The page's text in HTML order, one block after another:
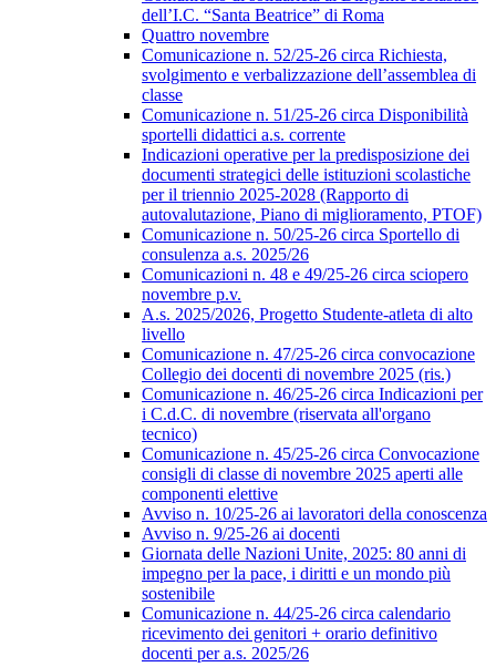
dell’I.C. “Santa Beatrice” di Roma
Quattro novembre
Comunicazione n. 52/25-26 circa Richiesta,
svolgimento e verbalizzazione dell’assemblea di
classe
Comunicazione n. 51/25-26 circa Disponibilità
sportelli didattici a.s. corrente
Indicazioni operative per la predisposizione dei
documenti strategici delle istituzioni scolastiche
per il triennio 2025-2028 (Rapporto di
autovalutazione, Piano di miglioramento, PTOF)
Comunicazione n. 50/25-26 circa Sportello di
consulenza a.s. 2025/26
Comunicazioni n. 48 e 49/25-26 circa sciopero
novembre p.v.
A.s. 2025/2026, Progetto Studente-atleta di alto
livello
Comunicazione n. 47/25-26 circa convocazione
Collegio dei docenti di novembre 2025 (ris.)
Comunicazione n. 46/25-26 circa Indicazioni per
i C.d.C. di novembre (riservata all'organo
tecnico)
Comunicazione n. 45/25-26 circa Convocazione
consigli di classe di novembre 2025 aperti alle
componenti elettive
Avviso n. 10/25-26 ai lavoratori della conoscenza
Avviso n. 9/25-26 ai docenti
Giornata delle Nazioni Unite, 2025: 80 anni di
impegno per la pace, i diritti e un mondo più
sostenibile
Comunicazione n. 44/25-26 circa calendario
ricevimento dei genitori + orario definitivo
docenti per a.s. 2025/26